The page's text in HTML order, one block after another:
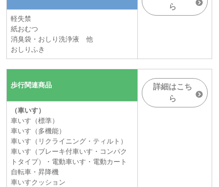
ら
軽失禁
紙おむつ
消臭袋・おしり洗浄液 他
おしりふき
歩行関連商品
詳細はこち
ら
（車いす）
車いす（標準）
車いす（多機能）
車いす（リクライニング・ティルト）
車いす（ブレーキ付車いす・コンパク
トタイプ）・電動車いす・電動カート
自転車・昇降機
車いすクッション